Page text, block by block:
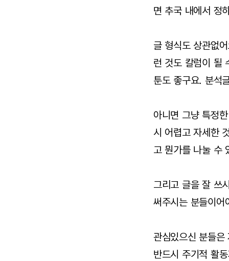
면 추국 내에서 정
글 형식도 상관없
런 것도 칼럼이 될
툰도 좋구요. 분석
아니면 그냥 특정
시 어렵고 자세한
고 뭔가를 나눌 수
그리고 글을 잘 쓰
써주시는 분들이
관심있으신 분들
반드시 주기적 활